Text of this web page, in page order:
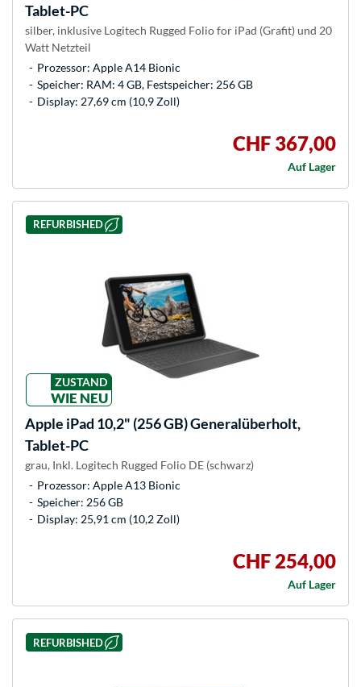
Tablet-PC
silber, inklusive Logitech Rugged Folio for iPad (Grafit) und 20
Watt Netzteil
Prozessor: Apple A14 Bionic
Speicher: RAM: 4 GB, Festspeicher: 256 GB
Display: 27,69 cm (10,9 Zoll)
CHF 367,00
Auf Lager
REFURBISHED
ZUSTAND
WIE NEU
Apple iPad 10,2" (256 GB) Generalüberholt,
Tablet-PC
grau, Inkl. Logitech Rugged Folio DE (schwarz)
Prozessor: Apple A13 Bionic
Speicher: 256 GB
Display: 25,91 cm (10,2 Zoll)
CHF 254,00
Auf Lager
REFURBISHED